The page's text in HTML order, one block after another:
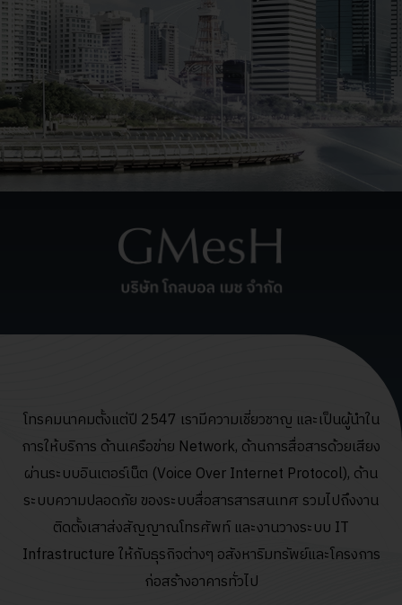
โทรคมนาคมตั้งแต่ปี 2547 เรามีความเชี่ยวชาญ และเป็นผู้นําใน
การให้บริการ ด้านเครือข่าย Network, ด้านการสื่อสารด้วยเสียง
ผ่านระบบอินเตอร์เน็ต (Voice Over Internet Protocol), ด้าน
ระบบความปลอดภัย ของระบบสื่อสารสารสนเทศ รวมไปถึงงาน
ติดตั้งเสาส่งสัญญาณโทรศัพท์ และงานวางระบบ IT
Infrastructure ให้กับธุรกิจต่างๆ อสังหาริมทรัพย์และโครงการ
ก่อสร้างอาคารทั่วไป